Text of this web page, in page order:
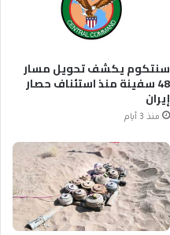
سنتكوم يكشف تحويل مسار
48 سفينة منذ استئناف حصار
إيران
منذ 3 أيام